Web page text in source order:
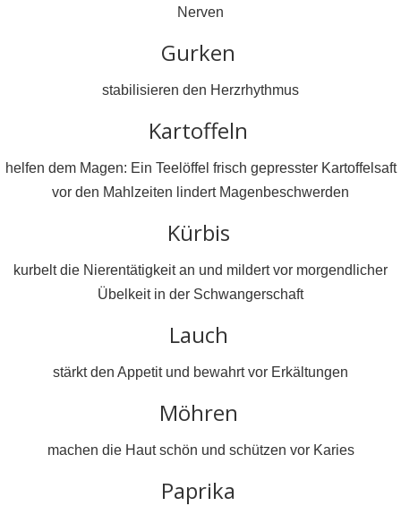
Nerven
Gurken
stabilisieren den Herzrhythmus
Kartoffeln
helfen dem Magen: Ein Teelöffel frisch gepresster Kartoffelsaft
vor den Mahlzeiten lindert Magenbeschwerden
Kürbis
kurbelt die Nierentätigkeit an und mildert vor morgendlicher
Übelkeit in der Schwangerschaft
Lauch
stärkt den Appetit und bewahrt vor Erkältungen
Möhren
machen die Haut schön und schützen vor Karies
Paprika